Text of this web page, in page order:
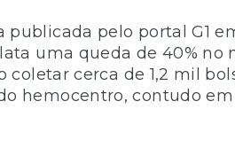
publicada pelo portal G1
uma queda de 40%
coletar cerca de 1,2 mil
hemocentro, contudo